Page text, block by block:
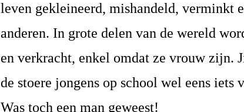
leven gekleineerd, mishandeld, verminkt
anderen. In grote delen van de wereld
en verkracht, enkel omdat ze vrouw zijn.
de stoere jongens op school wel eens iets
Was toch een man geweest!